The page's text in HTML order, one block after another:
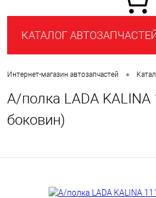
КАТАЛОГ
Интернет-магазин автозапчастей •
А/полка LADA KALINA
боковин)